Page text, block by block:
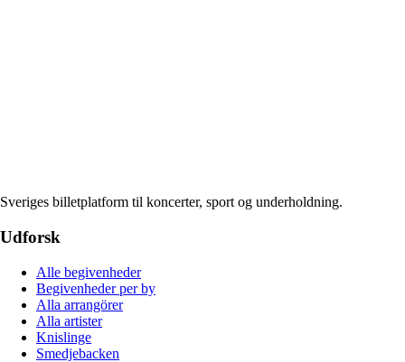
Sveriges billetplatform til koncerter, sport og underholdning.
Udforsk
Alle begivenheder
Begivenheder per by
Alla arrangörer
Alla artister
Knislinge
Smedjebacken